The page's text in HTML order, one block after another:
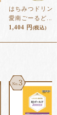
はちみつドリン
愛南ごーるど...
1,404 円(税込)